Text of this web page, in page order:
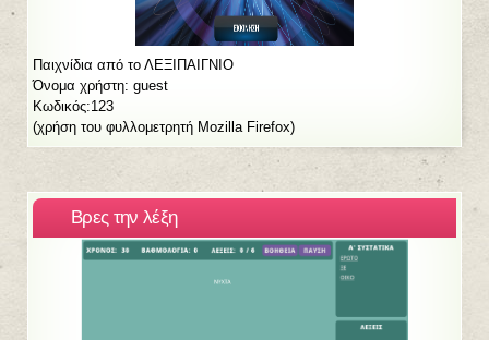
Παιχνίδια από το ΛΕΞΙΠΑΙΓΝΙΟ
Όνομα χρήστη: guest
Κωδικός:123
(χρήση του φυλλομετρητή Mozilla Firefox)
Bρες την λέξη